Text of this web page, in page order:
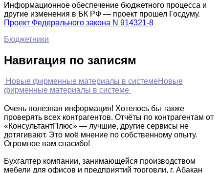
Информационное обеспечение бюджетного процесса и
другие изменения в БК РФ — проект прошел Госдуму.
Проект Федерального закона N 914321-8
Бюджетники
Навигация по записям
Новые фирменные материалы в системеНовые
фирменные материалы в системе
Очень полезная информация! Хотелось бы также
проверять всех контрагентов. Отчёты по контрагентам от
«КонсультантПлюс» — лучшие, другие сервисы не
дотягивают. Это моё мнение по собственному опыту.
Огромное вам спасибо!
Бухгалтер компании, занимающейся производством
мебели для офисов и предприятий торговли, г. Абакан